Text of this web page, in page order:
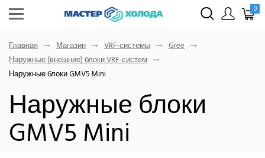
0
Главная Магазин VRF-системы
Gree
Наружные (внешние) блоки VRF-систем
Наружные блоки GMV5 Mini
Наружные блоки
GMV5 Mini